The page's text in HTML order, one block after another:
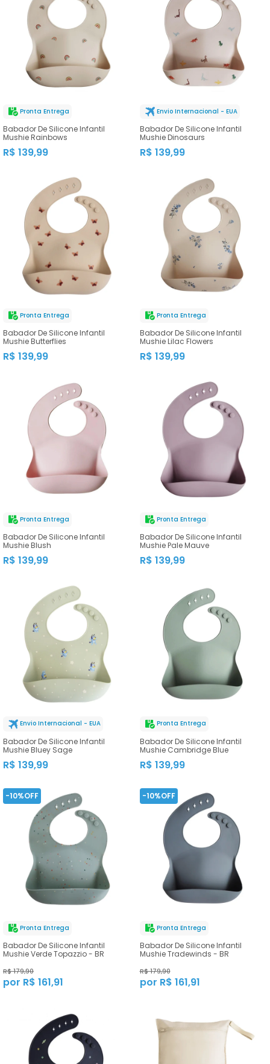
Pronta Entrega
Babador De Silicone Infantil
Mushie Rainbows
R$ 139,99
Envio Internacional - EUA
Babador De Silicone Infantil
Mushie Dinosaurs
R$ 139,99
Pronta Entrega
Babador De Silicone Infantil
Mushie Butterflies
R$ 139,99
Pronta Entrega
Babador De Silicone Infantil
Mushie Lilac Flowers
R$ 139,99
Pronta Entrega
Babador De Silicone Infantil
Mushie Blush
R$ 139,99
Pronta Entrega
Babador De Silicone Infantil
Mushie Pale Mauve
R$ 139,99
Envio Internacional - EUA
Babador De Silicone Infantil
Mushie Bluey Sage
R$ 139,99
Pronta Entrega
Babador De Silicone Infantil
Mushie Cambridge Blue
R$ 139,99
-10%OFF
Pronta Entrega
Babador De Silicone Infantil
Mushie Verde Topazzio - BR
R$ 179,90
por R$ 161,91
-10%OFF
Pronta Entrega
Babador De Silicone Infantil
Mushie Tradewinds - BR
R$ 179,90
por R$ 161,91